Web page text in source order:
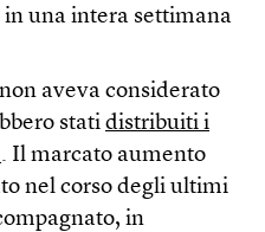
in una intera settimana
aveva considerato
stati distribuiti i
. Il marcato aumento
nel corso degli ultimi
in